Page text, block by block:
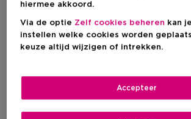
250 ML
250 ML
Kortingsprijs
€ 11,01
€ 11,01
-15% Aanbevolen verkoopprijs
hiermee akkoord.
Via de optie Zelf cookies beheren kan
instellen welke cookies worden
keuze altijd wijzigen of intrekken.
Accepteer